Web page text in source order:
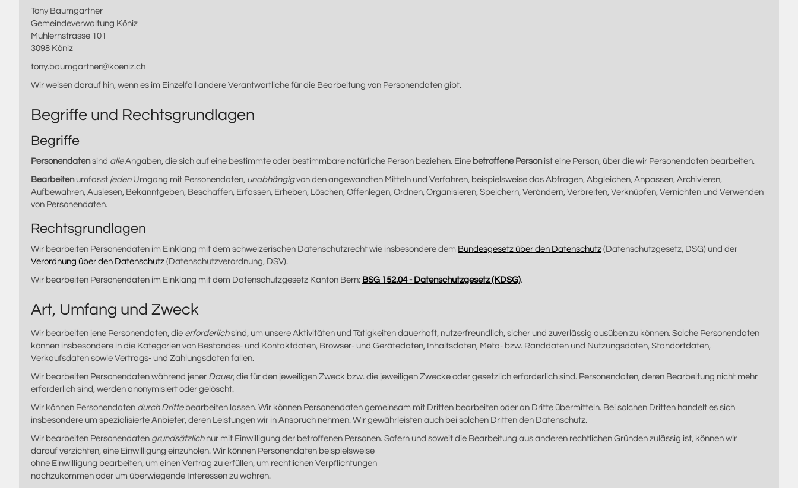
Tony Baumgartner
Gemeindeverwaltung Köniz
Muhlernstrasse 101
3098 Köniz
tony.baumgartner@koeniz.ch
Wir weisen darauf hin, wenn es im Einzelfall andere Verantwortliche für die Bearbeitung von Personendaten gibt.
Begriffe und Rechtsgrundlagen
Begriffe
Personendatensind alleAngaben, die sich auf eine bestimmte oder bestimmbare natürliche Person beziehen. Eine betroffene Personist eine Person, über die wir Personendaten bearbeiten.
Bearbeitenumfasst jedenUmgang mit Personendaten, unabhängigvon den angewandten Mitteln und Verfahren, beispielsweise das Abfragen, Abgleichen, Anpassen, Archivieren,
Aufbewahren, Auslesen, Bekanntgeben, Beschaffen, Erfassen, Erheben, Löschen, Offenlegen, Ordnen, Organisieren, Speichern, Verändern, Verbreiten, Verknüpfen, Vernichten und Verwenden
von Personendaten.
Rechtsgrundlagen
Wir bearbeiten Personendaten im Einklang mit dem schweizerischen Datenschutzrecht wie insbesondere dem Bundesgesetz über den Datenschutz (Datenschutzgesetz, DSG) und der
Verordnung über den Datenschutz (Datenschutzverordnung, DSV).
Wir bearbeiten Personendaten im Einklang mit dem Datenschutzgesetz Kanton Bern: BSG 152.04 - Datenschutzgesetz (KDSG).
Art, Umfang und Zweck
Wir bearbeiten jene Personendaten, die erforderlichsind, um unsere Aktivitäten und Tätigkeiten dauerhaft, nutzerfreundlich, sicher und zuverlässig ausüben zu können. Solche Personendaten
können insbesondere in die Kategorien von Bestandes- und Kontaktdaten, Browser- und Gerätedaten, Inhaltsdaten, Meta- bzw. Randdaten und Nutzungsdaten, Standortdaten,
Verkaufsdaten sowie Vertrags- und Zahlungsdaten fallen.
Wir bearbeiten Personendaten während jener Dauer, die für den jeweiligen Zweck bzw. die jeweiligen Zwecke oder gesetzlich erforderlich sind. Personendaten, deren Bearbeitung nicht mehr
erforderlich sind, werden anonymisiert oder gelöscht.
Wir können Personendaten durch Drittebearbeiten lassen. Wir können Personendaten gemeinsam mit Dritten bearbeiten oder an Dritte übermitteln. Bei solchen Dritten handelt es sich
insbesondere um spezialisierte Anbieter, deren Leistungen wir in Anspruch nehmen. Wir gewährleisten auch bei solchen Dritten den Datenschutz.
Wir bearbeiten Personendaten grundsätzlichnur mit Einwilligung der betroffenen Personen. Sofern und soweit die Bearbeitung aus anderen rechtlichen Gründen zulässig ist, können wir
darauf verzichten, eine Einwilligung einzuholen. Wir können Personendaten beispielsweise
ohne Einwilligung bearbeiten, um einen Vertrag zu erfüllen, um rechtlichen Verpflichtungen
nachzukommen oder um überwiegende Interessen zu wahren.